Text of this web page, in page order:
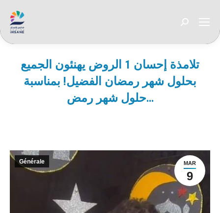
Recherche
تلامذة إحسان 1 الروض يهنئون الجميع
بحلول شهر رمضان الفضيل! بمناسبة
حلول شهر رمض…
MAR
9
Générale